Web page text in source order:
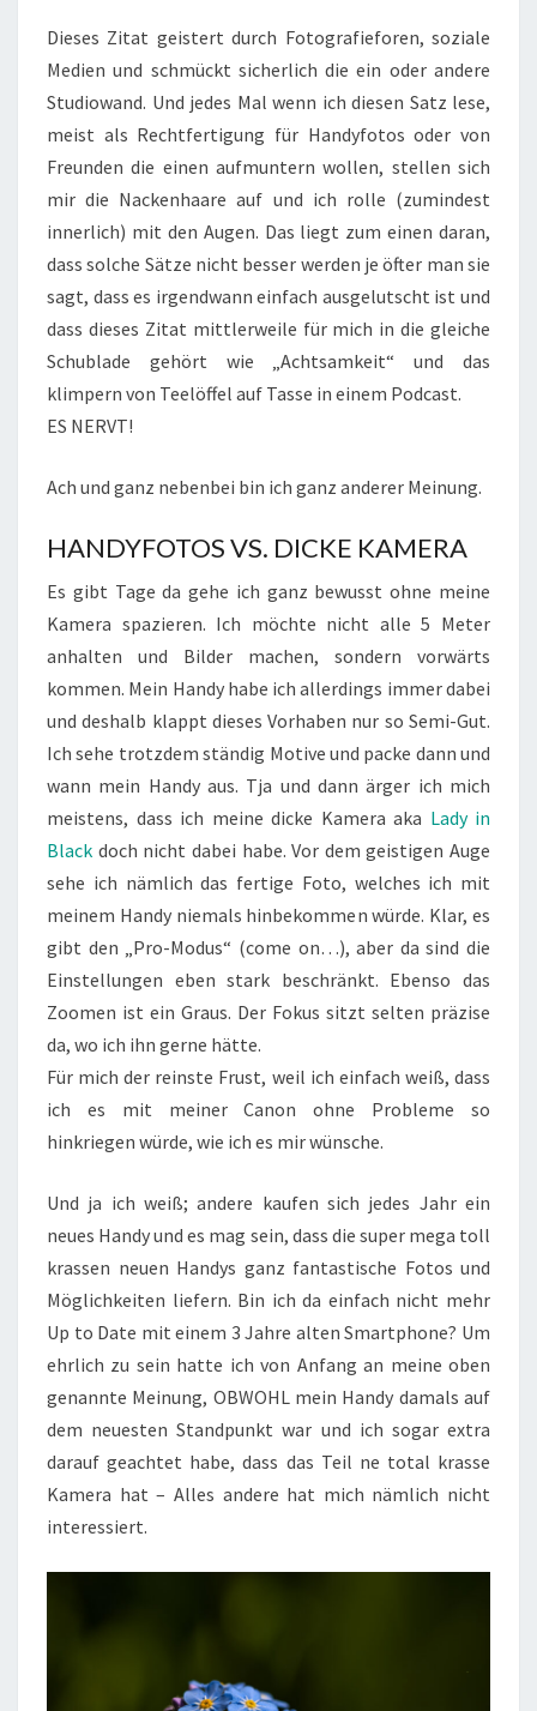
Dieses Zitat geistert durch Fotografieforen, soziale
Medien und schmückt sicherlich die ein oder andere
Studiowand. Und jedes Mal wenn ich diesen Satz lese,
meist als Rechtfertigung für Handyfotos oder von
Freunden die einen aufmuntern wollen, stellen sich
mir die Nackenhaare auf und ich rolle (zumindest
innerlich) mit den Augen. Das liegt zum einen daran,
dass solche Sätze nicht besser werden je öfter man sie
sagt, dass es irgendwann einfach ausgelutscht ist und
dass dieses Zitat mittlerweile für mich in die gleiche
Schublade gehört wie „Achtsamkeit“ und das
klimpern von Teelöffel auf Tasse in einem Podcast.
ES NERVT!
Ach und ganz nebenbei bin ich ganz anderer Meinung.
HANDYFOTOS VS. DICKE KAMERA
Es gibt Tage da gehe ich ganz bewusst ohne meine
Kamera spazieren. Ich möchte nicht alle 5 Meter
anhalten und Bilder machen, sondern vorwärts
kommen. Mein Handy habe ich allerdings immer dabei
und deshalb klappt dieses Vorhaben nur so Semi-Gut.
Ich sehe trotzdem ständig Motive und packe dann und
wann mein Handy aus. Tja und dann ärger ich mich
meistens, dass ich meine dicke Kamera aka Lady in
Black doch nicht dabei habe. Vor dem geistigen Auge
sehe ich nämlich das fertige Foto, welches ich mit
meinem Handy niemals hinbekommen würde. Klar, es
gibt den „Pro-Modus“ (come on…), aber da sind die
Einstellungen eben stark beschränkt. Ebenso das
Zoomen ist ein Graus. Der Fokus sitzt selten präzise
da, wo ich ihn gerne hätte.
Für mich der reinste Frust, weil ich einfach weiß, dass
ich es mit meiner Canon ohne Probleme so
hinkriegen würde, wie ich es mir wünsche.
Und ja ich weiß; andere kaufen sich jedes Jahr ein
neues Handy und es mag sein, dass die super mega toll
krassen neuen Handys ganz fantastische Fotos und
Möglichkeiten liefern. Bin ich da einfach nicht mehr
Up to Date mit einem 3 Jahre alten Smartphone? Um
ehrlich zu sein hatte ich von Anfang an meine oben
genannte Meinung, OBWOHL mein Handy damals auf
dem neuesten Standpunkt war und ich sogar extra
darauf geachtet habe, dass das Teil ne total krasse
Kamera hat – Alles andere hat mich nämlich nicht
interessiert.